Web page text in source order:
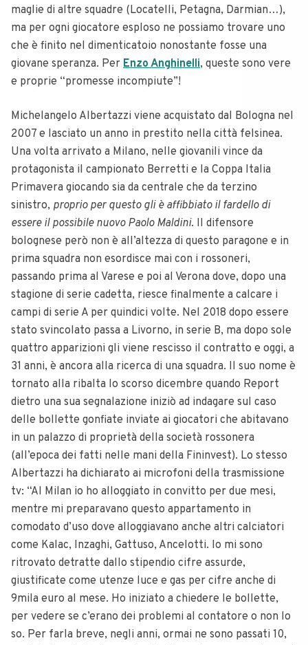
maglie di altre squadre (Locatelli, Petagna, Darmian…),
ma per ogni giocatore esploso ne possiamo trovare uno
che è finito nel dimenticatoio nonostante fosse una
giovane speranza. Per Enzo Anghinelli, queste sono vere
e proprie “promesse incompiute”!
Michelangelo Albertazzi viene acquistato dal Bologna nel
2007 e lasciato un anno in prestito nella città felsinea.
Una volta arrivato a Milano, nelle giovanili vince da
protagonista il campionato Berretti e la Coppa Italia
Primavera giocando sia da centrale che da terzino
sinistro, proprio per questo gli è affibbiato il fardello di
essere il possibile nuovo Paolo Maldini. Il difensore
bolognese però non è all’altezza di questo paragone e in
prima squadra non esordisce mai con i rossoneri,
passando prima al Varese e poi al Verona dove, dopo una
stagione di serie cadetta, riesce finalmente a calcare i
campi di serie A per quindici volte. Nel 2018 dopo essere
stato svincolato passa a Livorno, in serie B, ma dopo sole
quattro apparizioni gli viene rescisso il contratto e oggi, a
31 anni, è ancora alla ricerca di una squadra. Il suo nome è
tornato alla ribalta lo scorso dicembre quando Report
dietro una sua segnalazione iniziò ad indagare sul caso
delle bollette gonfiate inviate ai giocatori che abitavano
in un palazzo di proprietà della società rossonera
(all’epoca dei fatti nelle mani della Fininvest). Lo stesso
Albertazzi ha dichiarato ai microfoni della trasmissione
tv: “Al Milan io ho alloggiato in convitto per due mesi,
mentre mi preparavano questo appartamento in
comodato d’uso dove alloggiavano anche altri calciatori
come Kalac, Inzaghi, Gattuso, Ancelotti. Io mi sono
ritrovato detratte dallo stipendio cifre assurde,
giustificate come utenze luce e gas per cifre anche di
9mila euro al mese. Ho iniziato a chiedere le bollette,
per vedere se c’erano dei problemi al contatore o non lo
so. Per farla breve, negli anni, ormai ne sono passati 10,